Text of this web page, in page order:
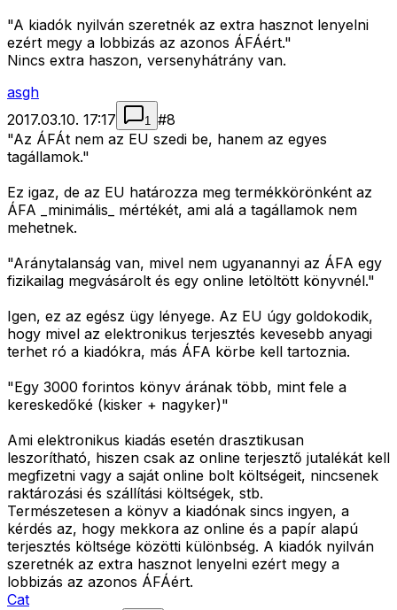
"A kiadók nyilván szeretnék az extra hasznot lenyelni
ezért megy a lobbizás az azonos ÁFÁért."
Nincs extra haszon, versenyhátrány van.
asgh
2017.03.10. 17:17
1 #8
"Az ÁFÁt nem az EU szedi be, hanem az egyes
tagállamok."
Ez igaz, de az EU határozza meg termékkörönként az
ÁFA _minimális_ mértékét, ami alá a tagállamok nem
mehetnek.
"Aránytalanság van, mivel nem ugyanannyi az ÁFA egy
fizikailag megvásárolt és egy online letöltött könyvnél."
Igen, ez az egész ügy lényege. Az EU úgy goldokodik,
hogy mivel az elektronikus terjesztés kevesebb anyagi
terhet ró a kiadókra, más ÁFA körbe kell tartoznia.
"Egy 3000 forintos könyv árának több, mint fele a
kereskedőké (kisker + nagyker)"
Ami elektronikus kiadás esetén drasztikusan
leszorítható, hiszen csak az online terjesztő jutalékát kell
megfizetni vagy a saját online bolt költségeit, nincsenek
raktározási és szállítási költségek, stb.
Természetesen a könyv a kiadónak sincs ingyen, a
kérdés az, hogy mekkora az online és a papír alapú
terjesztés költsége közötti különbség. A kiadók nyilván
szeretnék az extra hasznot lenyelni ezért megy a
lobbizás az azonos ÁFÁért.
Cat